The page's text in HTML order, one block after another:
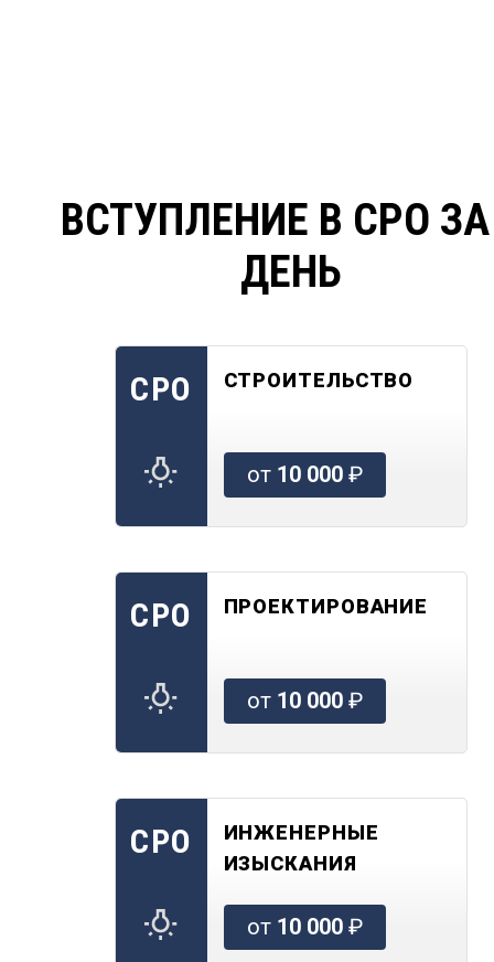
ВСТУПЛЕНИЕ В СРО
ДЕНЬ
СРО СТРОИТЕЛЬСТВО
от 10 000₽
СРО ПРОЕКТИРОВАНИЕ
от 10 000₽
СРО
ИНЖЕНЕРНЫЕ
ИЗЫСКАНИЯ
от 10 000₽